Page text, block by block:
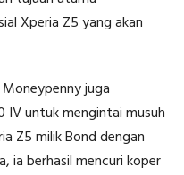
Xperia Z5 yang akan
juga
IV untuk mengintai musuh
Z5 milik Bond dengan
ia berhasil mencuri koper